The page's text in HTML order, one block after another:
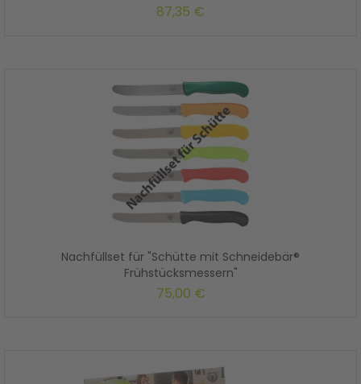
87,35 €
Nachfüllset für "Schütte mit Schneidebär®
Frühstücksmessern"
Art.Nr.: BOX2055N
75,00 €